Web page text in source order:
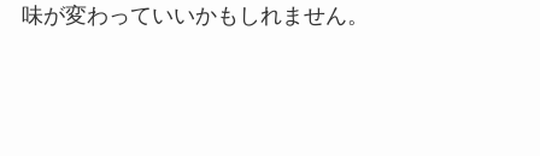
味が変わっていいかもしれません。